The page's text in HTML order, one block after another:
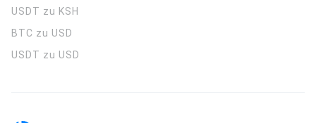
USDT zu KSH
BTC zu USD
USDT zu USD